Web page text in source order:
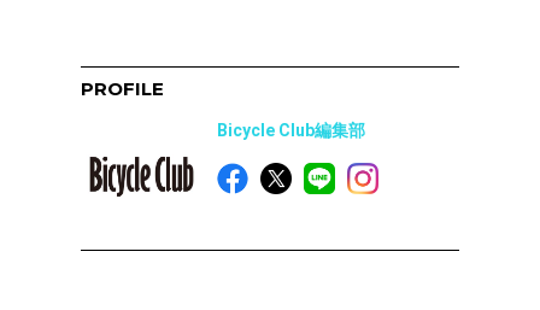
PROFILE
Bicycle Club編集部